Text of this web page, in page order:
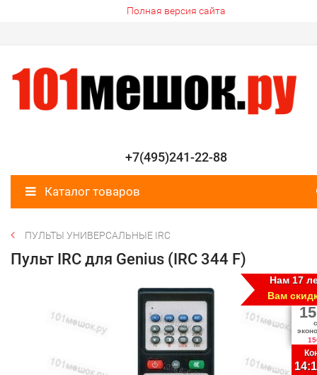
Полная версия сайта
+7(495)241-22-88
Каталог товаров
ПУЛЬТЫ УНИВЕРСАЛЬНЫЕ IRC
Пульт IRC для Genius (IRC 344 F)
Нам 17
Вам
15